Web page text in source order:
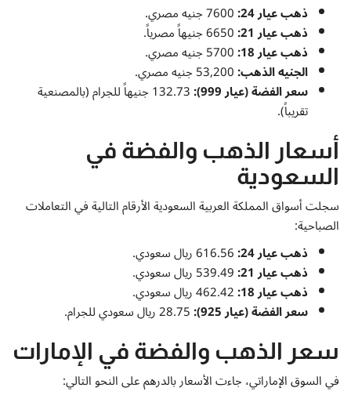
ذهب عيار 24:
ذهب عيار 21:
ذهب عيار 18:
الجنيه الذهب:
سعر الفضة (عيار 999): 132.73 جنيهاً للجرام (بالمصنعية
تقريباً).
أسعار الذهب والفضة في
السعودية
سجلت أسواق المملكة العربية السعودية الأرقام التالية في التعاملات
الصباحية:
ذهب عيار 24:
ذهب عيار 21:
ذهب عيار 18:
سعر الفضة (عيار 925):
سعر الذهب والفضة في الإمارات
في السوق الإماراتي، جاءت الأسعار بالدرهم على النحو التالي: